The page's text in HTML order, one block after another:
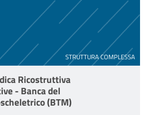
STRUTTURA COMPLESSA
Ricostruttiva
- Banca del
(BTM)